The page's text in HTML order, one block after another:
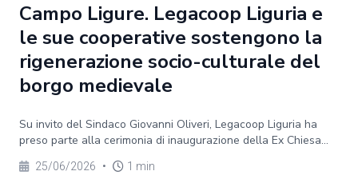
Campo Ligure. Legacoop Liguria e
le sue cooperative sostengono la
rigenerazione socio-culturale del
borgo medievale
Su invito del Sindaco Giovanni Oliveri, Legacoop Liguria ha
preso parte alla cerimonia di inaugurazione della Ex Chiesa...
25/06/2026 • 1 min